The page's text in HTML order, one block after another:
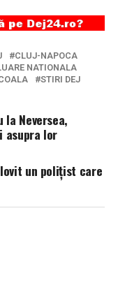
CLUJ-NAPOCA
NATIONALA
STIRI DEJ
Neversea,
asupra lor
un polițist care